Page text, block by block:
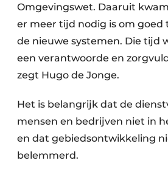
Omgevingswet. Daaruit
er meer tijd nodig is om goed
de nieuwe systemen. Die tijd
een verantwoorde en
zegt Hugo de Jonge.
Het is belangrijk dat de
mensen en bedrijven niet in
en dat gebiedsontwikkeling
belemmerd.